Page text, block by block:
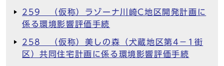
259 （仮称）ラゾーナ川崎C地区開発計画に
係る環境影響評価手続
258 （仮称）美しの森（犬蔵地区第4－1街
区）共同住宅計画に係る環境影響評価手続